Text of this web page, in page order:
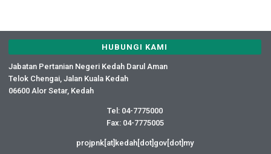
HUBUNGI KAMI
Jabatan Pertanian Negeri Kedah Darul Aman
Telok Chengai, Jalan Kuala Kedah
06600 Alor Setar, Kedah
Tel: 04-7775000
Fax: 04-7775005
projpnk[at]kedah[dot]gov[dot]my